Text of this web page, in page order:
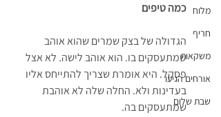
מלוח
חריף
משקאות
אורחים הגיעו
שבת שלום
כמה טיפים
הגדולה של בצק שמרים שהוא אוהב
שמתעסקים בו. הוא אוהב לישה. לא אצל
פסקל. היא אומרת שצריך להתייחס אליו
בעדינות ולא. החלה שלה לא אוהבת
שמתעסקים בה.